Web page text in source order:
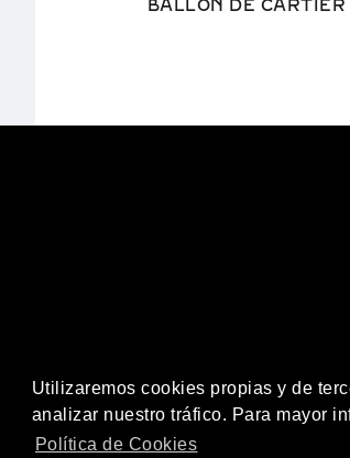
Utilizaremos cookies propias y de
analizar nuestro tráfico. Para mayor
Política de Cookies
BALLON DE CARTIER